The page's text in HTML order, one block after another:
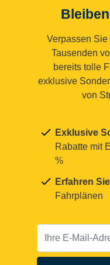
Verpassen
Tausenden
bereits tolle
exklusive
von
Exklusive
Rabatte mit
%
Erfahren
Fahrplänen